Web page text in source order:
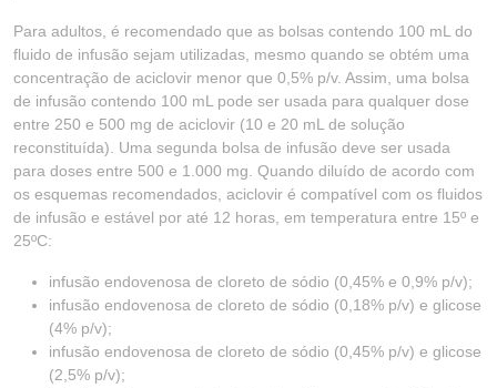
Para adultos, é recomendado que as bolsas contendo 100 mL do
fluido de infusão sejam utilizadas, mesmo quando se obtém uma
concentração de aciclovir menor que 0,5% p/v. Assim, uma bolsa
de infusão contendo 100 mL pode ser usada para qualquer dose
entre 250 e 500 mg de aciclovir (10 e 20 mL de solução
reconstituída). Uma segunda bolsa de infusão deve ser usada
para doses entre 500 e 1.000 mg. Quando diluído de acordo com
os esquemas recomendados, aciclovir é compatível com os fluidos
de infusão e estável por até 12 horas, em temperatura entre 15º e
25ºC:
infusão endovenosa de cloreto de sódio (0,45% e 0,9% p/v);
infusão endovenosa de cloreto de sódio (0,18% p/v) e glicose
(4% p/v);
infusão endovenosa de cloreto de sódio (0,45% p/v) e glicose
(2,5% p/v);